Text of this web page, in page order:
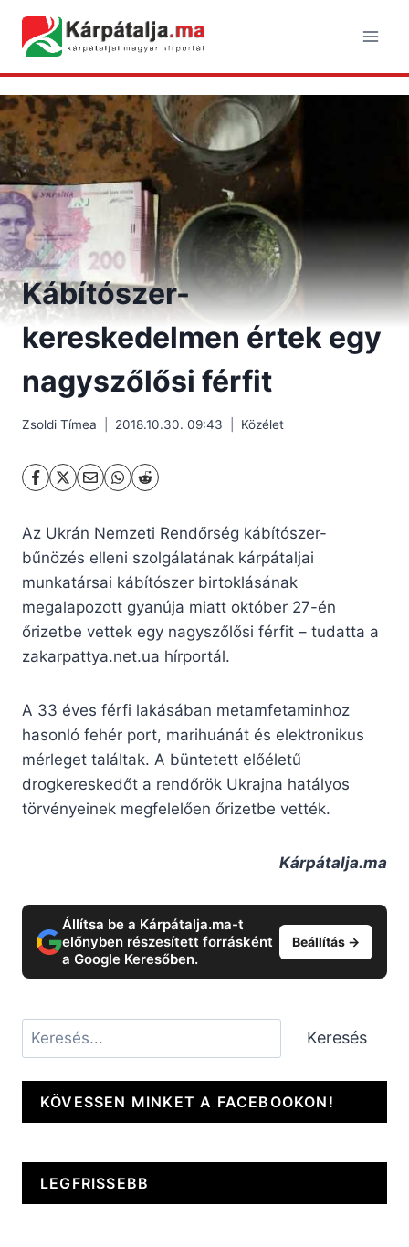
content
Kábítószer-
kereskedelmen értek egy
nagyszőlősi férfit
Zsoldi Tímea 2018.10.30. 09:43 Közélet
Az Ukrán Nemzeti Rendőrség kábítószer-
bűnözés elleni szolgálatának kárpátaljai
munkatársai kábítószer birtoklásának
megalapozott gyanúja miatt október 27-én
őrizetbe vettek egy nagyszőlősi férfit – tudatta a
zakarpattya.net.ua hírportál.
A 33 éves férfi lakásában metamfetaminhoz
hasonló fehér port, marihuánát és elektronikus
mérleget találtak. A büntetett előéletű
drogkereskedőt a rendőrök Ukrajna hatályos
törvényeinek megfelelően őrizetbe vették.
Kárpátalja.ma
Állítsa be a Kárpátalja.ma-t
előnyben részesített forrásként
a Google Keresőben.
Beállítás →
Keresés Keresés
KÖVESSEN MINKET A FACEBOOKON!
LEGFRISSEBB